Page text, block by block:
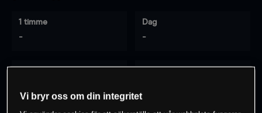
1 timme
-
Dag
-
Vi bryr oss om din integritet